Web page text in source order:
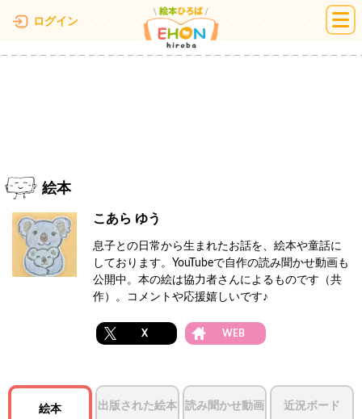
ログイン 絵本ひろば
絵本
こあら ゆう
息子との日常から生まれたお話を、絵本や童話に
しております。YouTubeで自作の読み聞かせ動画も
公開中。本の絵は協力者さんによるものです（共
作）。コメントや応援嬉しいです♪
X WEB
絵本 出版された絵本 読み聞かせ動画 近況ボード